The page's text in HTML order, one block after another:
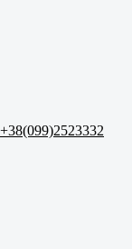
+38(099)2523332